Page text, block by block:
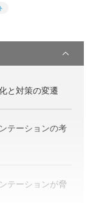
と対策の変遷
テーションの考
テーションが脅